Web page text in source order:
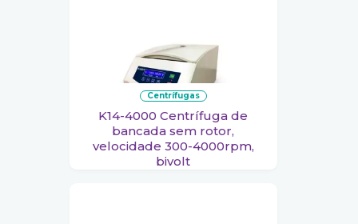
centrífugas
K14-4000 Centrífuga de
bancada sem rotor,
velocidade 300-4000rpm,
bivolt